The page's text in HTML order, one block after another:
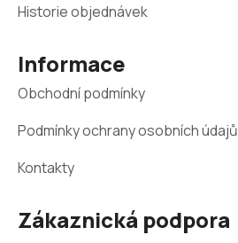
Historie objednávek
Informace
Obchodní podmínky
Podmínky ochrany osobních údajů
Kontakty
Zákaznická podpora